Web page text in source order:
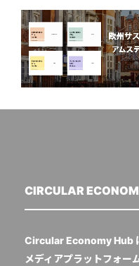
CIRCULAR
Circular Economy Hub
メディアプラットフォー